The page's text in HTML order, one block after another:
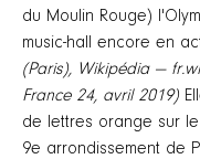
du Moulin Rouge)
music-hall encore en
(Paris), Wikipédia —
France 24, avril 2019)
de lettres orange sur
9e arrondissement de